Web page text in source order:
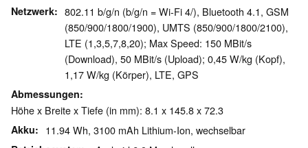
Netzwerk
802.11 b/g/n (b/g/n = Wi-Fi 4/), Bluetooth 4.1, GSM
(850/900/1800/1900), UMTS (850/900/1800/2100),
LTE (1,3,5,7,8,20); Max Speed: 150 MBit/s
(Download), 50 MBit/s (Upload); 0,45 W/kg (Kopf),
1,17 W/kg (Körper), LTE, GPS
Abmessungen
Höhe x Breite x Tiefe (in mm): 8.1 x 145.8 x 72.3
Akku 11.94 Wh, 3100 mAh Lithium-Ion, wechselbar